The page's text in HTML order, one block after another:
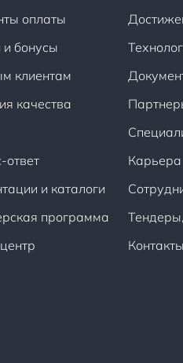
оплаты
и бонусы
клиентам
качества
ответ
и каталоги
программа
Карьера
Контакты